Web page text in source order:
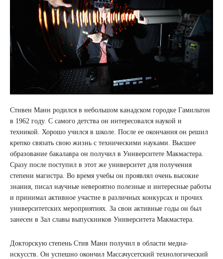
Стивен Манн родился в небольшом канадском городке Гамильтон
в 1962 году. С самого детства он интересовался наукой и
техникой. Хорошо учился в школе. После ее окончания он решил
крепко связать свою жизнь с техническими науками. Высшее
образование бакалавра он получил в Университете Макмастера.
Сразу после поступил в этот же университет для получения
степени магистра. Во время учебы он проявлял очень высокие
знания, писал научные невероятно полезные и интересные работы
и принимал активное участие в различных конкурсах и прочих
университетских мероприятиях. За свои активные годы он был
занесен в Зал славы выпускников Университета Макмастера.
Докторскую степень Стив Манн получил в области медиа-
искусств. Он успешно окончил Массачусетский технологический